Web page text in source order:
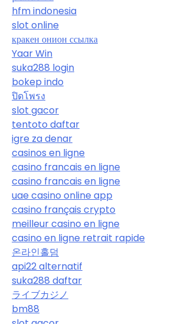
hfm indonesia
slot online
кракен онион ссылка
Yaar Win
suka288 login
bokep indo
ปิดโพรง
slot gacor
tentoto daftar
igre za denar
casinos en ligne
casino francais en ligne
casino francais en ligne
uae casino online app
casino français crypto
meilleur casino en ligne
casino en ligne retrait rapide
온라인홀덤
api22 alternatif
suka288 daftar
ライブカジノ
bm88